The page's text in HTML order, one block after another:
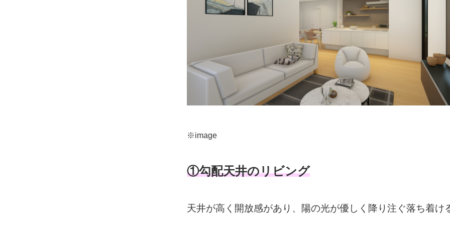
※image
①勾配天井のリビング
天井が高く開放感があり、陽の光が優しく降り注ぐ落ち着け